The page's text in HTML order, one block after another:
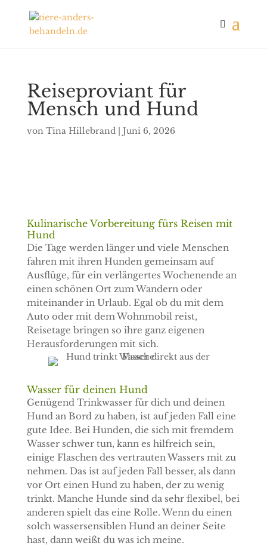
Reiseproviant für
Mensch und Hund
von Tina Hillebrand| Juni 6, 2026
Kulinarische Vorbereitung fürs Reisen mit
Hund
Die Tage werden länger und viele Menschen
fahren mit ihren Hunden gemeinsam auf
Ausflüge, für ein verlängertes Wochenende an
einen schönen Ort zum Wandern oder
miteinander in Urlaub. Egal ob du mit dem
Auto oder mit dem Wohnmobil reist,
Reisetage bringen so ihre ganz eigenen
Herausforderungen mit sich.
Wasser für deinen Hund
Genügend Trinkwasser für dich und deinen
Hund an Bord zu haben, ist auf jeden Fall eine
gute Idee. Bei Hunden, die sich mit fremdem
Wasser schwer tun, kann es hilfreich sein,
einige Flaschen des vertrauten Wassers mit zu
nehmen. Das ist auf jeden Fall besser, als dann
vor Ort einen Hund zu haben, der zu wenig
trinkt. Manche Hunde sind da sehr flexibel, bei
anderen spielt das eine Rolle. Wenn du einen
solch wassersensiblen Hund an deiner Seite
hast, dann weißt du was ich meine.